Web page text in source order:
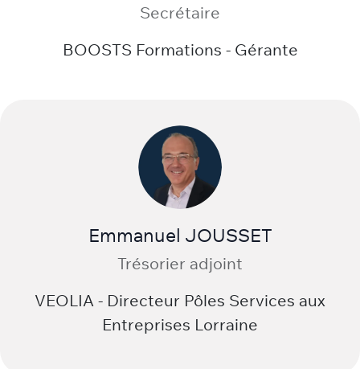
Secrétaire
BOOSTS Formations - Gérante
Emmanuel JOUSSET
Trésorier adjoint
VEOLIA - Directeur Pôles Services aux
Entreprises Lorraine